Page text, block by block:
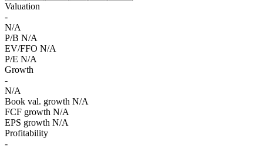
Valuation
-
N/A
P/B N/A
EV/FFO N/A
P/E N/A
Growth
-
N/A
Book val. growth N/A
FCF growth N/A
EPS growth N/A
Profitability
-